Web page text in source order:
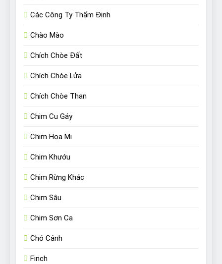
Các Công Ty Thẩm Định
Chào Mào
Chích Chòe Đất
Chích Chòe Lửa
Chích Chòe Than
Chim Cu Gáy
Chim Họa Mi
Chim Khướu
Chim Rừng Khác
Chim Sâu
Chim Sơn Ca
Chó Cảnh
Finch